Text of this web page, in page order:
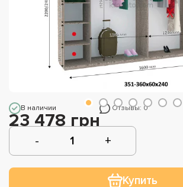
В наличии Отзывы: 0
23 478 грн
Купить